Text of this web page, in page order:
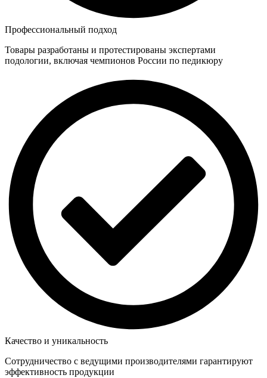
Профессиональный подход
Товары разработаны и протестированы экспертами
подологии, включая чемпионов России по педикюру
Качество и уникальность
Сотрудничество с ведущими производителями гарантируют
эффективность продукции